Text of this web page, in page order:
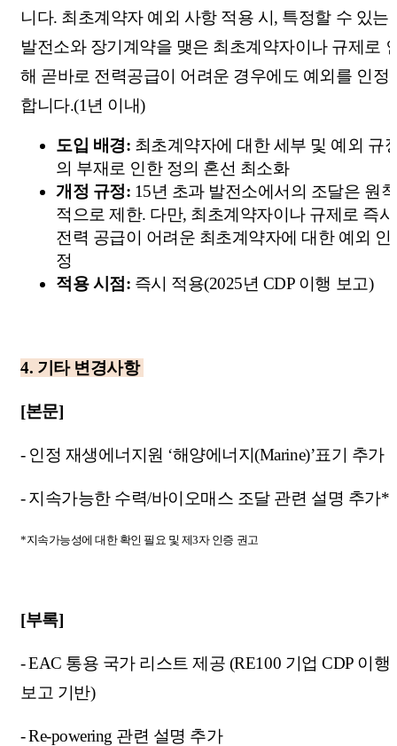
니다. 최초계약자 예외 사항 적용 시, 특정할 수 있는
발전소와 장기계약을 맺은 최초계약자이나 규제로
해 곧바로 전력공급이 어려운 경우에도 예외를 인정
합니다.(1년 이내)
도입 배경: 최초계약자에 대한 세부 및 예외 규
의 부재로 인한 정의 혼선 최소화
개정 규정: 15년 초과 발전소에서의 조달은 원칙
적으로 제한. 다만, 최초계약자이나 규제로 즉시
전력 공급이 어려운 최초계약자에 대한 예외 인
정
적용 시점: 즉시 적용(2025년 CDP 이행 보고)
4. 기타 변경사항
[본문]
- 인정 재생에너지원 ‘해양에너지(Marine)’표기 추가
- 지속가능한 수력/바이오매스 조달 관련 설명 추가*
*지속가능성에 대한 확인 필요 및 제3자 인증 권고
[부록]
-EAC 통용 국가 리스트 제공 (RE100 기업 CDP 이행
보고 기반)
-Re-powering 관련 설명 추가